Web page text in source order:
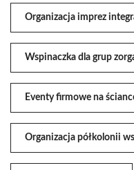
Organizacja imprez
Wspinaczka dla grup
Eventy firmowe na
Organizacja półkolonii